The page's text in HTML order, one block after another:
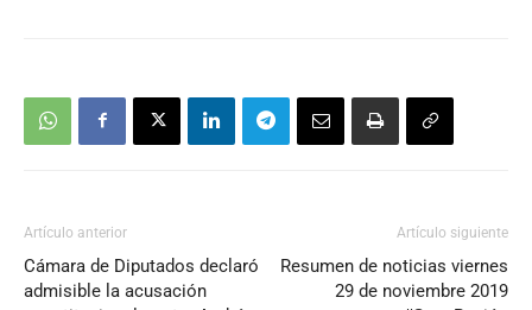
Artículo anterior
Cámara de Diputados declaró
admisible la acusación
Artículo siguiente
Resumen de noticias viernes
29 de noviembre 2019